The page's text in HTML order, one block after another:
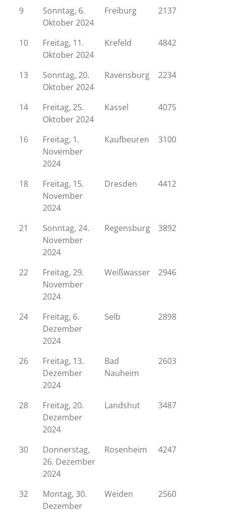
9
Sonntag, 6.
Oktober 2024
Freiburg 2137
10
Freitag, 11.
Oktober 2024
Krefeld 4842
13
Sonntag, 20.
Oktober 2024
Ravensburg 2234
14
Freitag, 25.
Oktober 2024
Kassel 4075
16
Freitag, 1.
November
2024
Kaufbeuren 3100
18
Freitag, 15.
November
2024
Dresden 4412
21
Sonntag, 24.
November
2024
Regensburg 3892
22
Freitag, 29.
November
2024
Weißwasser 2946
24
Freitag, 6.
Dezember
2024
Selb 2898
26
Freitag, 13.
Dezember
2024
Bad
Nauheim
2603
28
Freitag, 20.
Dezember
2024
Landshut 3487
30
Donnerstag,
26. Dezember
2024
Rosenheim 4247
32
Montag, 30.
Dezember
Weiden 2560